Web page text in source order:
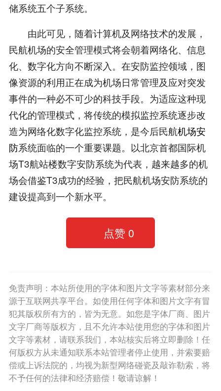
储系统五个子系统。
由此可见，随着计算机及网络技术的发展，
民航机场的安全管理模式将会朝着网络化、信息
化、数字化方向不断深入。在安防监控领域，图
像资源的利用正在成为机场日常管理及应对突发
事件的一种必不可少的科技手段。为适应这种现
代化的管理模式，将传统的模拟监控系统逐步改
造为网络化数字化监控系统，是今后民航机场安
防系统面临的一个重要课题。以北京首都国际机
场T3航站楼数字安防系统为代表，越来越多的机
场会借鉴T3成功的经验，把民航机场安防系统的
建设提高到一个新水平。
点赞 0
免责声明：本站所使用的字体和图片文字等素材部分来
源于互联网共享平台。如使用任何字体和图片文字有冒
犯其版权所有方的，皆为无意。如您是字体厂商、图片
文字厂商等版权方，且不允许本站使用您的字体和图片
文字等素材，请联系我们，本站核实后将立即删除！任
何版权方从未通知联系本站管理者停止使用，并索要赔
偿或上诉法院的，均视为新型网络碰瓷及敲诈勒索，将
不予任何的法律和经济赔偿！敬请谅解！